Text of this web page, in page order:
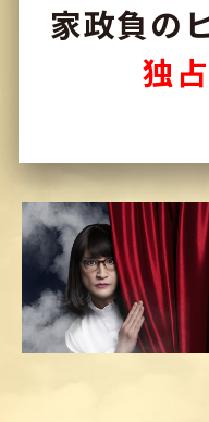
家政負の
独占